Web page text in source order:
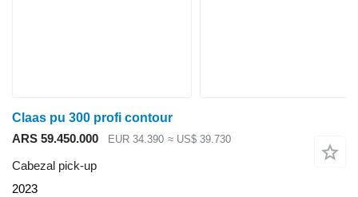
Claas pu 300 profi contour
ARS 59.450.000
EUR 34.390 ≈ US$ 39.730
Cabezal pick-up
2023